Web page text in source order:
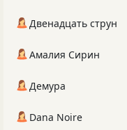
Двенадцать струн
Амалия Сирин
Демура
Dana Noire